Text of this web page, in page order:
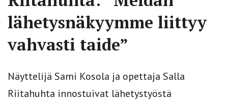
lähetysnäkyymme liittyy
vahvasti taide”
Näyttelijä Sami Kosola ja opettaja Salla
Riitahuhta innostuivat lähetystyöstä